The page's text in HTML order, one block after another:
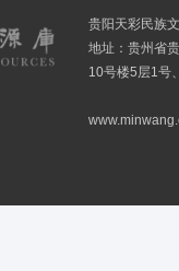
贵阳天彩民族
地址：贵州省
10号楼5层1号